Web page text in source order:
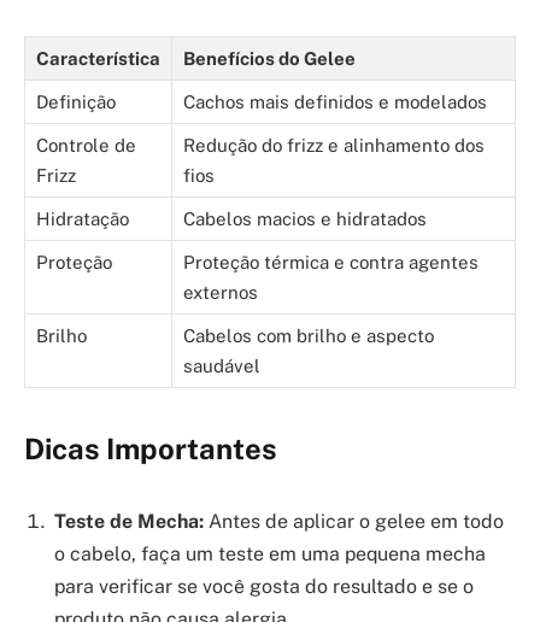
Característica Benefícios do Gelee
Definição Cachos mais definidos e modelados
Controle de
Frizz
Redução do frizz e alinhamento dos
fios
Hidratação Cabelos macios e hidratados
Proteção
Proteção térmica e contra agentes
externos
Brilho
Cabelos com brilho e aspecto
saudável
Dicas Importantes
Teste de Mecha: Antes de aplicar o gelee em todo
o cabelo, faça um teste em uma pequena mecha
para verificar se você gosta do resultado e se o